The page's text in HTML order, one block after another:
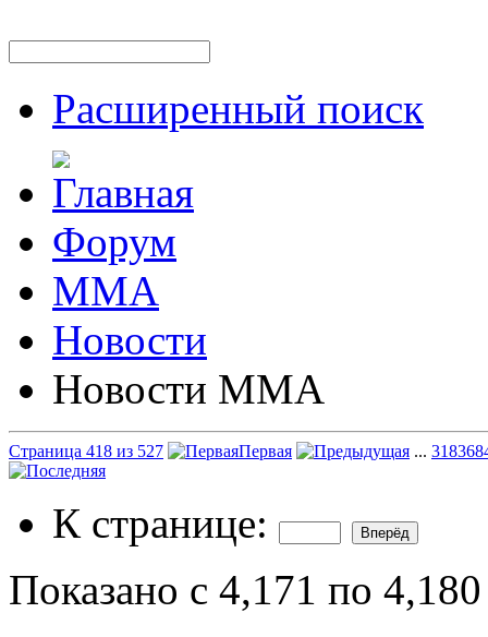
Расширенный поиск
Форум
ММА
Новости
Новости ММА
Страница 418 из 527 Первая ... 318368
К странице:
Показано с 4,171 по